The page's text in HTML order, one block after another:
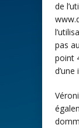
de
pas
point